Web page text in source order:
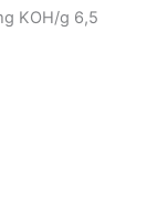
KOH/g 6,5